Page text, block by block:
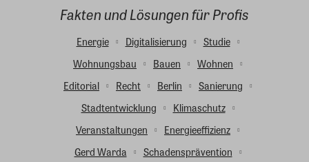
Fakten und Lösungen für Profis
Energie Digitalisierung
Studie
Wohnungsbau
Bauen
Wohnen
Editorial
Recht Berlin
Sanierung
Stadtentwicklung
Klimaschutz
Veranstaltungen
Energieeffizienz
Gerd Warda
Schadensprävention